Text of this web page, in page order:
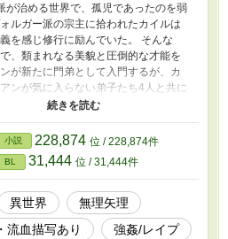
が治める世界で、孤児であったのを弱
ルガー派の宗主に拾われたカイルは
を感じ修行に励んでいた。 そんな
、類まれなる美貌と圧倒的な才能を
が新たに門弟として入門するが、カ
ンが気に入らない弟子たち4人と共に
ら彼を虐め始める。 その行いが師匠に
る。 自身の過去の行いを悔いシアンに
と思うが、虐めが発覚した直後ヴォ
抜けた彼が何処にいるのか分から
いは8年経った今も叶わずいる。 そん
門派の均衡が崩れる大事件が起こり
てきたヴォルガー派も今回ばかりは
の1つ、イーシュ派の傘下に入ること
小説 228,874 位 / 228,874件
BL 31,444 位 / 31,444件
異世界
無理矢理
流血描写あり
強姦/レイプ